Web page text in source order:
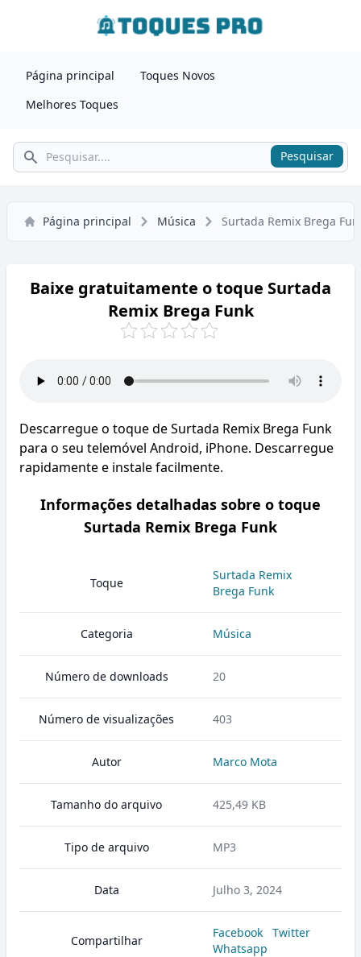
Página principal
Toques Novos
Melhores Toques
Pesquisar Pesquisar
Página principal Música Surtada Remix Brega
Baixe gratuitamente o toque Surtada
Remix Brega Funk
Descarregue o toque de Surtada Remix Brega Funk
para o seu telemóvel Android, iPhone. Descarregue
rapidamente e instale facilmente.
Informações detalhadas sobre o toque
Surtada Remix Brega Funk
Toque
Surtada Remix
Brega Funk
Categoria Música
Número de downloads 20
Número de visualizações 403
Autor Marco Mota
Tamanho do arquivo 425,49 KB
Tipo de arquivo MP3
Data Julho 3, 2024
Compartilhar
Facebook
Twitter
Whatsapp